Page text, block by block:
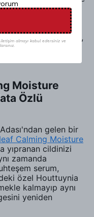
Bu özel bileşen,
sebumu etkili
olan malik asit
bu malik asit,
minimum
cildiniz nemli ve
Moisture
Özlü
gelen bir
Calming Moisture
yıpranan cildinizi
zamanda
serum,
özel Houttuynia
kalmayıp aynı
yeniden
almayı kabul edersiniz ve